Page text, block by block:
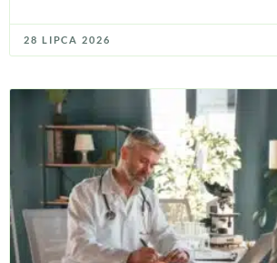
28 LIPCA 2026